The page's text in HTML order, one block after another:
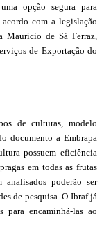
opção segura para
com a legislação
Maurício de Sá Ferraz,
de Exportação do
de culturas, modelo
documento a Embrapa
possuem eficiência
em todas as frutas
poderão ser
de pesquisa. O Ibraf já
para encaminhá-las ao